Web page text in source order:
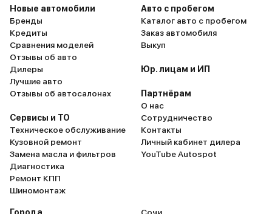
Новые автомобили
Бренды
Кредиты
Сравнения моделей
Отзывы об авто
Дилеры
Лучшие авто
Отзывы об автосалонах
Сервисы и ТО
Техническое обслуживание
Кузовной ремонт
Замена масла и фильтров
Диагностика
Ремонт КПП
Шиномонтаж
Авто с пробегом
Каталог авто с пробегом
Заказ автомобиля
Выкуп
Юр. лицам и ИП
Партнёрам
О нас
Сотрудничество
Контакты
Личный кабинет дилера
YouTube Autospot